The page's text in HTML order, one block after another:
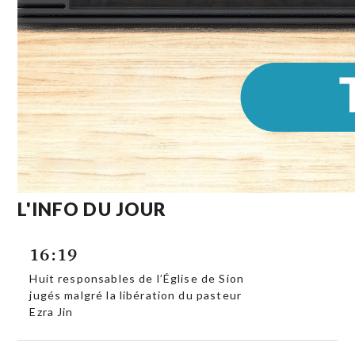
L'INFO DU JOUR
16:19
Huit responsables de l’Église de Sion
jugés malgré la libération du pasteur
Ezra Jin